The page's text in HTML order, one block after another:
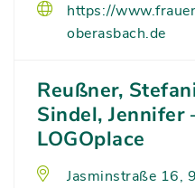
https://
oberasbach.de
Reußner,
Sindel, Jennifer
LOGOplace
Jasminstraße 16,